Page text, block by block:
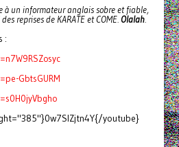
à un informateur anglais sobre et fiable,
reprises de KARATE et COME.Olalah.
:
GbtsGURM
youtube}